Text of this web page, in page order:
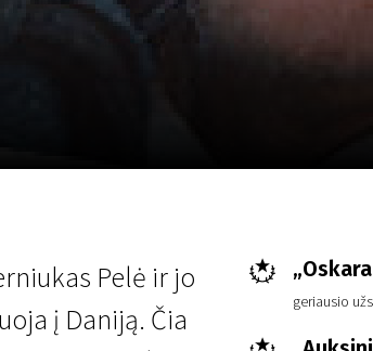
Pelė ir jo
į Daniją. Čia
geriausio